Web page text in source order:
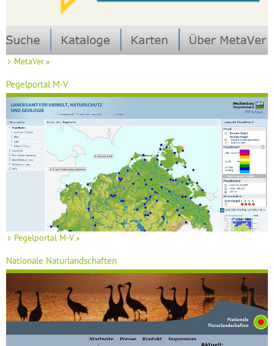
MetaVer
Pegelportal M-V
Pegelportal M-V
Nationale Naturlandschaften